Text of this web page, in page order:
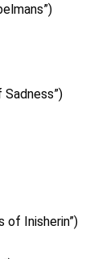
Sadness”)
of Inisherin”)